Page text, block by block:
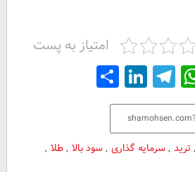
امتیاز به پست
WhatsApp
Telegram
LinkedIn
Share
, ترید ,سرمایه گذاری ,سود بالا ,طلا ,